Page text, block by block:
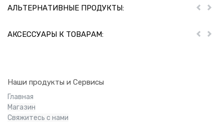
АЛЬТЕРНАТИВНЫЕ ПРОДУКТЫ: Пред
АКСЕССУАРЫ К ТОВАРАМ: Пред
Наши продукты и Сервисы
Главная
Магазин
Свяжитесь с нами